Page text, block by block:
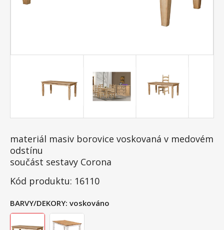
materiál masiv borovice voskovaná v medovém
odstínu
součást sestavy Corona
Kód produktu: 16110
BARVY/DEKORY: voskováno